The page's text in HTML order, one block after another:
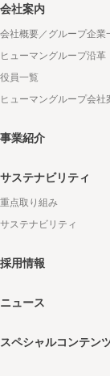
会社案内
会社概要／グループ企業
ヒューマングループ沿革
役員一覧
ヒューマングループ会社
事業紹介
サステナビリティ
重点取り組み
サステナビリティ
採用情報
ニュース
スペシャルコンテン